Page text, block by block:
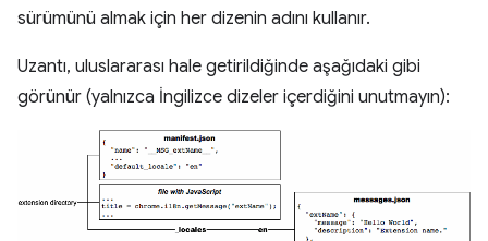
sürümünü almak için her dizenin adını kullanır.
Uzantı, uluslararası hale getirildiğinde aşağıdaki gibi
görünür (yalnızca İngilizce dizeler içerdiğini unutmayın):